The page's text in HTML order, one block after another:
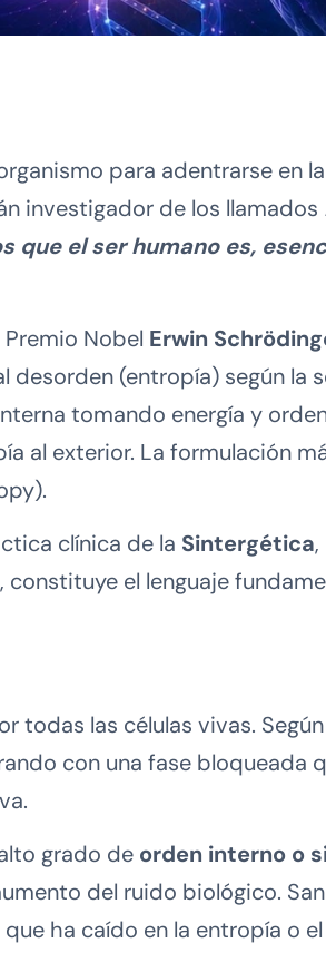
para adentrarse en
investigador de los llamados
que el ser humano es,
Nobel Erwin
(entropía) según la
tomando energía y
al exterior. La formulación
clínica de la Sintergética,
el lenguaje
las células vivas.
con una fase bloqueada
grado de orden interno o
del ruido biológico.
ha caído en la entropía o